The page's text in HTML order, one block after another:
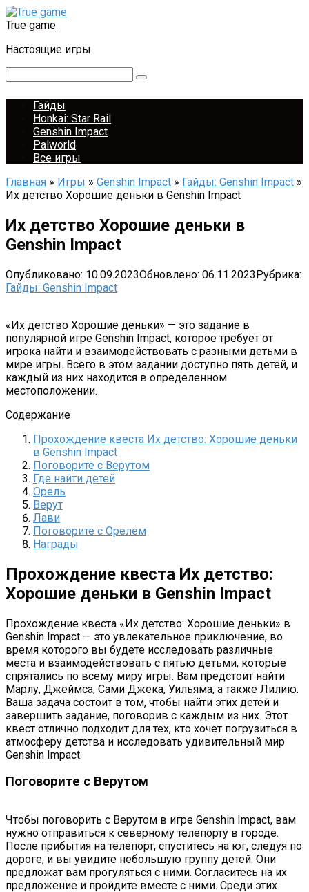
Перейти
к
True game
Настоящие игры
Гайды
Honkai: Star Rail
Genshin Impact
Palworld
Все игры
Главная » Игры » Genshin Impact » Гайды: Genshin Impact »
Их детство Хорошие деньки в Genshin Impact
Их детство Хорошие деньки в
Genshin Impact
Опубликовано: 10.09.2023Обновлено: 06.11.2023Рубрика:
Гайды: Genshin Impact
«Их детство Хорошие деньки» — это задание в
популярной игре Genshin Impact, которое требует от
игрока найти и взаимодействовать с разными детьми в
мире игры. Всего в этом задании доступно пять детей, и
каждый из них находится в определенном
местоположении.
Содержание
Прохождение квеста Их детство: Хорошие деньки
в Genshin Impact
Поговорите с Верутом
Где найти детей
Орель
Верут
Лави
Поговорите с Орелем
Награды
Прохождение квеста Их детство:
Хорошие деньки в Genshin Impact
Прохождение квеста «Их детство: Хорошие деньки» в
Genshin Impact — это увлекательное приключение, во
время которого вы будете исследовать различные
места и взаимодействовать с пятью детьми, которые
спрятались по всему миру игры. Вам предстоит найти
Марлу, Джеймса, Сами Джека, Уильяма, а также Лилию.
Ваша задача состоит в том, чтобы найти этих детей и
завершить задание, поговорив с каждым из них. Этот
квест отлично подходит для тех, кто хочет погрузиться в
атмосферу детства и исследовать удивительный мир
Genshin Impact.
Поговорите с Верутом
Чтобы поговорить с Верутом в игре Genshin Impact, вам
нужно отправиться к северному телепорту в городе.
После прибытия на телепорт, спуститесь на юг, следуя по
дороге, и вы увидите небольшую группу детей. Они
предложат вам прогуляться с ними. Согласитесь на их
предложение и пройдите вместе с ними. Среди этих